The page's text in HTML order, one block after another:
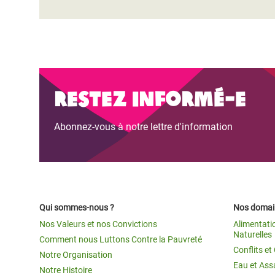
Restez informé-e
Abonnez-vous à notre lettre d'information
Qui sommes-nous ?
Nos Valeurs et nos Convictions
Comment nous Luttons Contre la Pauvreté
Notre Organisation
Notre Histoire
Nos
Naturelles
Conflits et
Eau et